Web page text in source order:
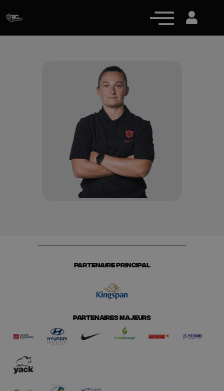
Actualités
Équipe pro
Nos équipes
Fan Zone
RCT Engagé
PARTENAIRE PRINCIPAL
PARTENAIRES MAJEURS